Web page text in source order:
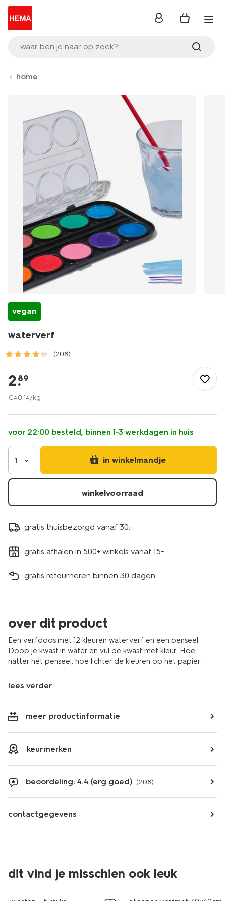
waar ben je naar op zoek?
inloggen
home
vegan
waterverf
(208)
tijd-
kantoor/hobby/schilderen/waterverf-
15920032.html
2.
89
€40.14/kg
voor 22:00 besteld, binnen 1-3 werkdagen in huis
1 in winkelmandje
winkelvoorraad
gratis thuisbezorgd vanaf 30.-
gratis afhalen in 500+ winkels vanaf 15.-
gratis retourneren binnen 30 dagen
over dit product
Een verfdoos met 12 kleuren waterverf en een penseel.
Doop je kwast in water en vul de kwast met kleur. Hoe
natter het penseel, hoe lichter de kleuren op het papier.
lees verder
meer productinformatie
keurmerken
beoordeling: 4.4 (erg goed) (208)
contactgegevens
dit vind je misschien ook leuk